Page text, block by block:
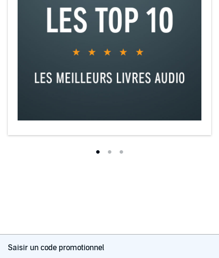
Saisir un code promotionnel